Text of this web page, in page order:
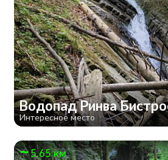
Водопад Ринва
Интересное место
5.65 км